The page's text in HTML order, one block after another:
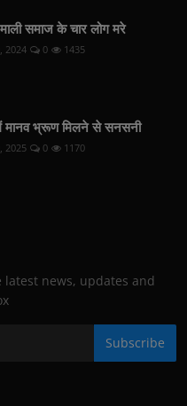
समाज के चार लोग मरे
2024 0 1435
मानव भ्रूण मिलने से सनसनी
2025 0 1170
news, updates and
Subscribe